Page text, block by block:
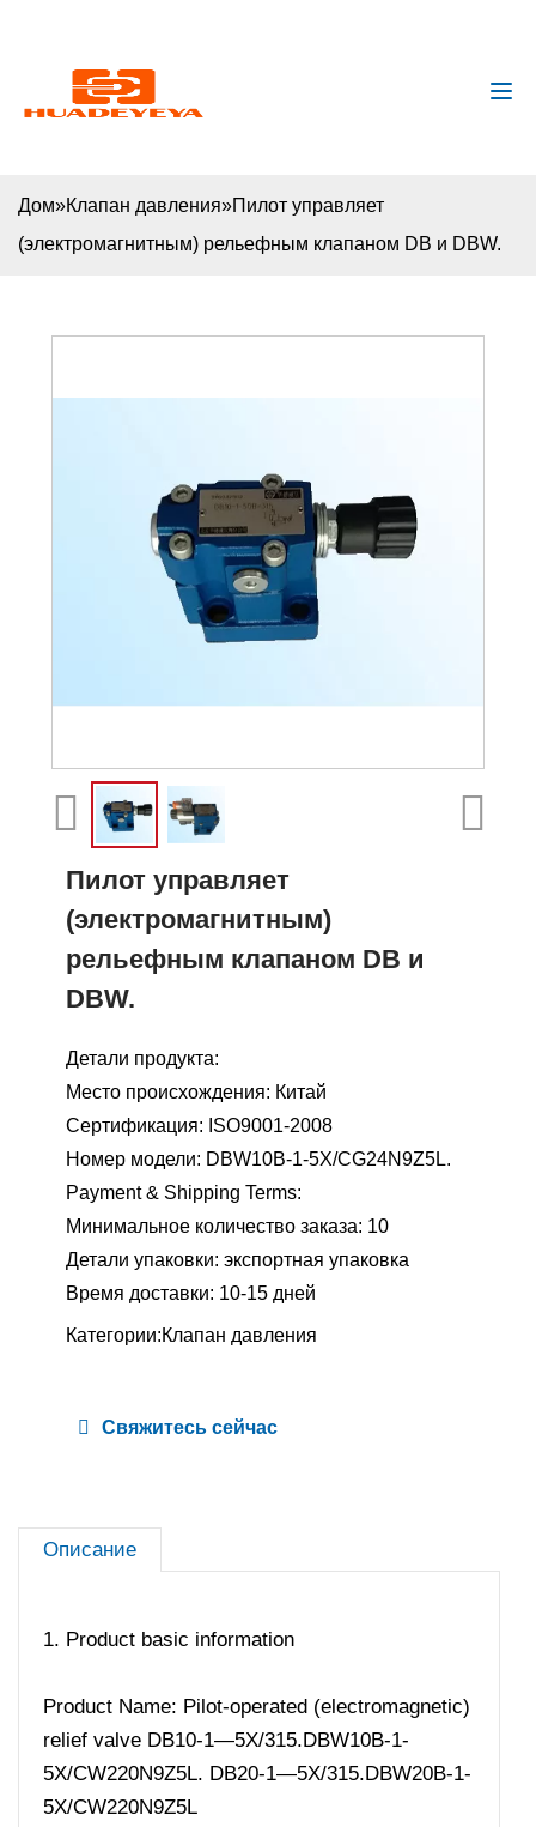
Дом»Клапан давления»Пилот управляет
(электромагнитным) рельефным клапаном DB и DBW.
Пилот управляет
(электромагнитным)
рельефным клапаном DB и
DBW.
Детали продукта:
Место происхождения: Китай
Сертификация: ISO9001-2008
Номер модели: DBW10B-1-5X/CG24N9Z5L.
Payment & Shipping Terms:
Минимальное количество заказа: 10
Детали упаковки: экспортная упаковка
Время доставки: 10-15 дней
Категории:Клапан давления
Свяжитесь сейчас
Описание
1. Product basic information
Product Name: Pilot-operated (electromagnetic)
relief valve DB10-1—5X/315.DBW10B-1-
5X/CW220N9Z5L. DB20-1—5X/315.DBW20B-1-
5X/CW220N9Z5L